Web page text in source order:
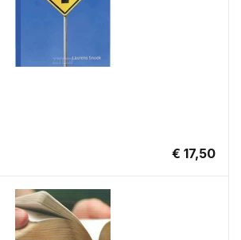
€ 17,50